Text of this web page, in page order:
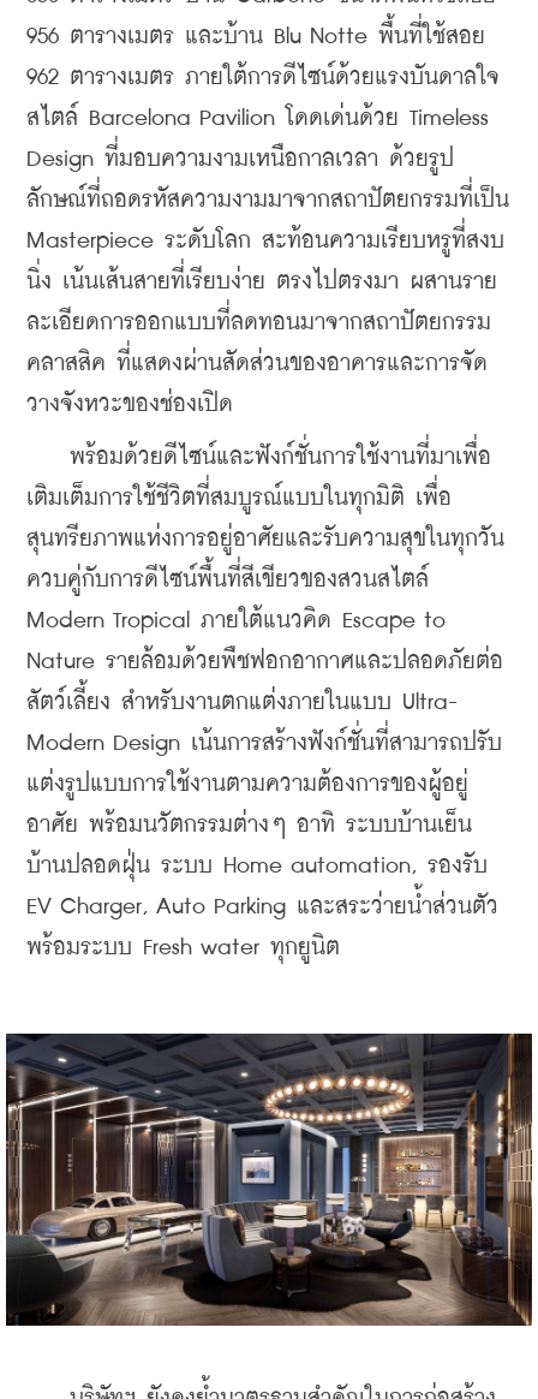
956 ตารางเมตร และบ้าน Blu Notte พื้นที่ใช้สอย
962 ตารางเมตร ภายใต้การดีไซน์ด้วยแรงบันดาลใจ
สไตล์ Barcelona Pavilion โดดเด่นด้วย Timeless
Design ที่มอบความงามเหนือกาลเวลา ด้วยรูป
ลักษณ์ที่ถอดรหัสความงามมาจากสถาปัตยกรรมที่เป็น
Masterpiece ระดับโลก สะท้อนความเรียบหรูที่สงบ
นิ่ง เน้นเส้นสายที่เรียบง่าย ตรงไปตรงมา ผสานราย
ละเอียดการออกแบบที่ลดทอนมาจากสถาปัตยกรรม
คลาสสิค ที่แสดงผ่านสัดส่วนของอาคารและการจัด
วางจังหวะของช่องเปิด
พร้อมด้วยดีไซน์และฟังก์ชั่นการใช้งานที่มาเพื่อ
เติมเต็มการใช้ชีวิตที่สมบูรณ์แบบในทุกมิติ เพื่อ
สุนทรียภาพแห่งการอยู่อาศัยและรับความสุขในทุกวัน
ควบคู่กับการดีไซน์พื้นที่สีเขียวของสวนสไตล์
Modern Tropical ภายใต้แนวคิด Escape to
Nature รายล้อมด้วยพืชฟอกอากาศและปลอดภัยต่อ
สัตว์เลี้ยง สำหรับงานตกแต่งภายในแบบ Ultra-
Modern Design เน้นการสร้างฟังก์ชั่นที่สามารถปรับ
แต่งรูปแบบการใช้งานตามความต้องการของผู้อยู่
อาศัย พร้อมนวัตกรรมต่างๆ อาทิ ระบบบ้านเย็น
บ้านปลอดฝุ่น ระบบ Home automation, รองรับ
EV Charger, Auto Parking และสระว่ายน้ำส่วนตัว
พร้อมระบบ Fresh water ทุกยูนิต